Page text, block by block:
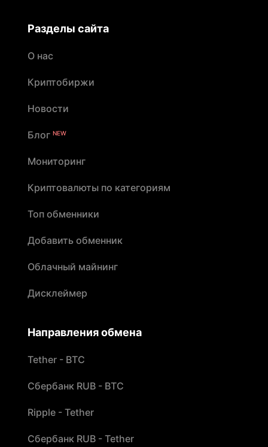
Разделы сайта
О нас
Криптобиржи
Новости
Блог NEW
Мониторинг
Криптовалюты по категориям
Топ обменники
Добавить обменник
Облачный майнинг
Дисклеймер
Направления обмена
Tether - BTC
Сбербанк RUB - BTC
Ripple - Tether
Сбербанк RUB - Tether